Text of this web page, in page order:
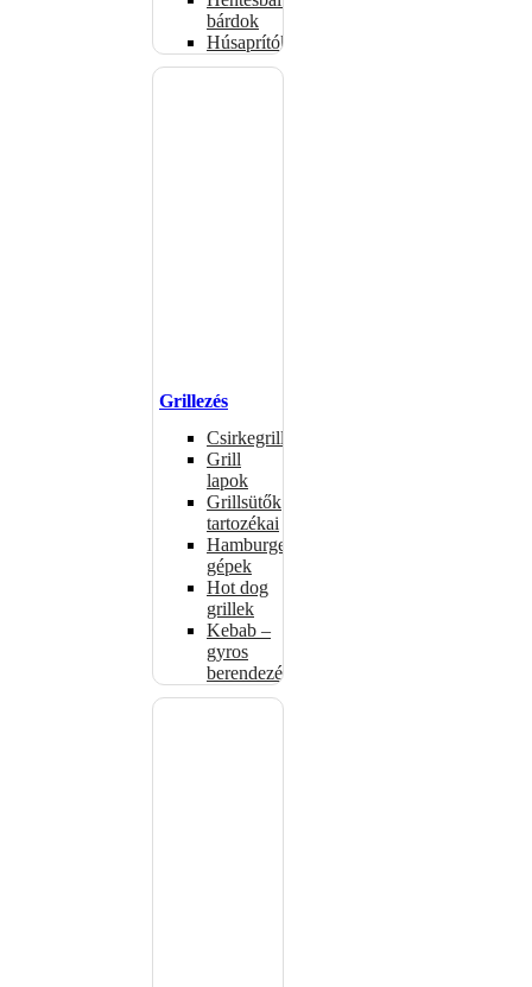
bárdok
Húsaprítók
Grillezés
Csirkegrillek
Grill
lapok
Grillsütők
tartozékai
Hamburgerformázó
gépek
Hot dog
grillek
Kebab –
gyros
berendezés